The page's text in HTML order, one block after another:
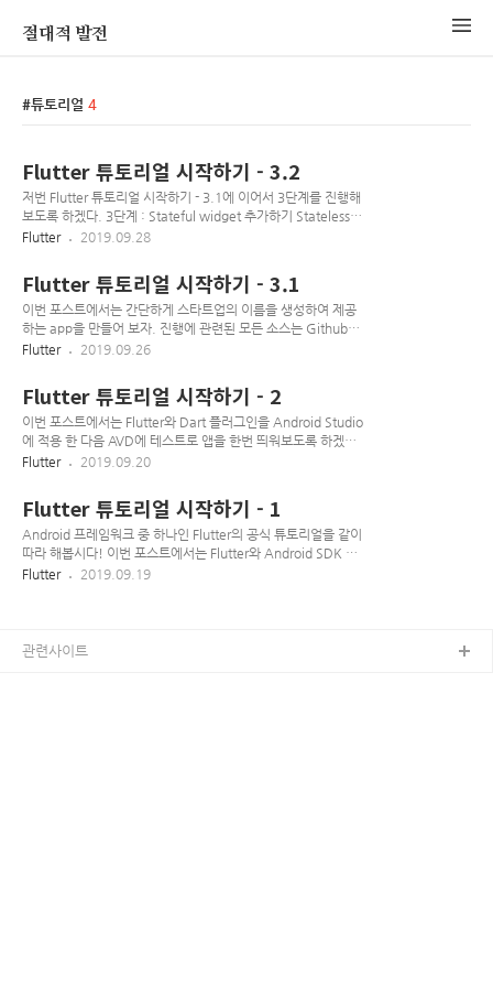
절대적 발전
튜토리얼 4
Flutter 튜토리얼 시작하기 - 3.2
저번 Flutter 튜토리얼 시작하기 - 3.1에 이어서 3단계를 진행해
보도록 하겠다. 3단계 : Stateful widget 추가하기 Stateless
widget은 변경할 수 없다 불변이다, 해당 widget의 속성들은
변경되는 상태를 그대로 유지한다. stateful widget을 구현하는
것은 최소 2개의 클래스가 필요하다. 1) StatefulWidget 클래
스와 , 2) State 클래스가 필요하다. StatefulWidget 클래스는
State 클래스의 인스턴스를 구현하고 자기 자신은 변경할 수 없
다 하지만 State 클래스는 widget의 생명주기 동안 지속된다.
Flutter 2019.09.28
Flutter 튜토리얼 시작하기 - 3.1
이번 포스트에서는 간단하게 스타트업의 이름을 생성하여 제공
하는 app을 만들어 보자. 진행에 관련된 모든 소스는 Github에
서 확인 할 수 있다! 사용자는 이름을 선택하거나 해제할 수 있
다. 화면은 리스트로 구성하여 스크롤을 내릴 때 이름을 생성하
게 하고, 스크롤은 제한이 없게 끔 해보도록 하자. 아래의 샘플
이미지를 보면 우리가 만들게 될 app이 어떤 모습일지 알 수 있
다. 우리가 이번 포스트로 배울 수 있는 것? Android, IOS나
web에서 자연스럽게 보이는 Flutter app를 만드는 법! Flutter
방법 빠른 개발 사이클을 위한 Hot reload 사용법 ..
Flutter 2019.09.26
Flutter 튜토리얼 시작하기 - 2
이번 포스트에서는 Flutter와 Dart 플러그인을 Android Studio
에 적용 한 다음 AVD에 테스트로 앱을 한번 띄워보도록 하겠다.
진행에 관련된 모든 소스는 Github에서 확인 할 수 있다!
Configure > Plugin 을 진행하여 plugins 창을 띄운다.(기존 프
로젝트가 있는 분들은 Preferences > Plugins 혹은 File >
Settings > Plugins 로 진행한다.) Flutter를 검색하거나 직접
찾은 다음 Install 버튼을 눌러 다운로드 받는다. Dart 플러그인
도 설치하겠냐는 창이 뜨면 설치해준다. Restart IDE를 눌러 재
Flutter 2019.09.20
Flutter 튜토리얼 시작하기 - 1
Android 프레임워크 중 하나인 Flutter의 공식 튜토리얼을 같이
따라 해봅시다! 이번 포스트에서는 Flutter와 Android SDK 및
Studio 설치에 대해 다루겠습니다. 진행에 관련된 모든 소스는
된다. 다른 환경의 튜토리얼을 진행하고 싶을 시
Flutter 2019.09.19
관련사이트